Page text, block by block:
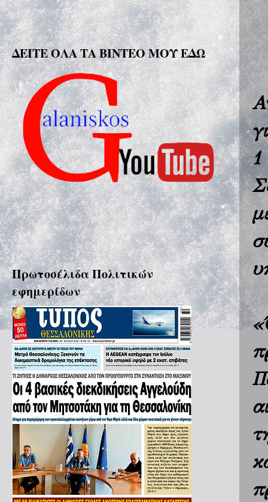
1
ΔΕΙΤΕ ΟΛΑ ΤΑ ΒΙΝΤΕΟ ΜΟΥ ΕΔΩ
Πρωτοσέλιδα Πολιτικών
εφημερίδων